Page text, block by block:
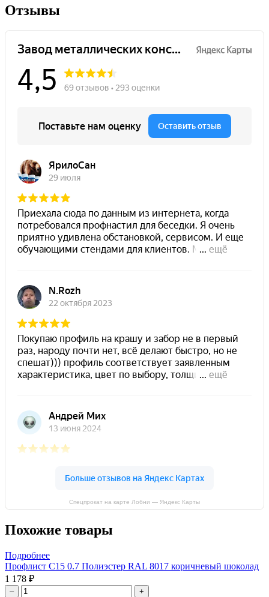
Отзывы
Спецпрокат на карте Лобни — Яндекс Карты
Похожие товары
Подробнее
Профлист С15 0.7 Полиэстер RAL 8017 коричневый шоколад
1 178 ₽
– +